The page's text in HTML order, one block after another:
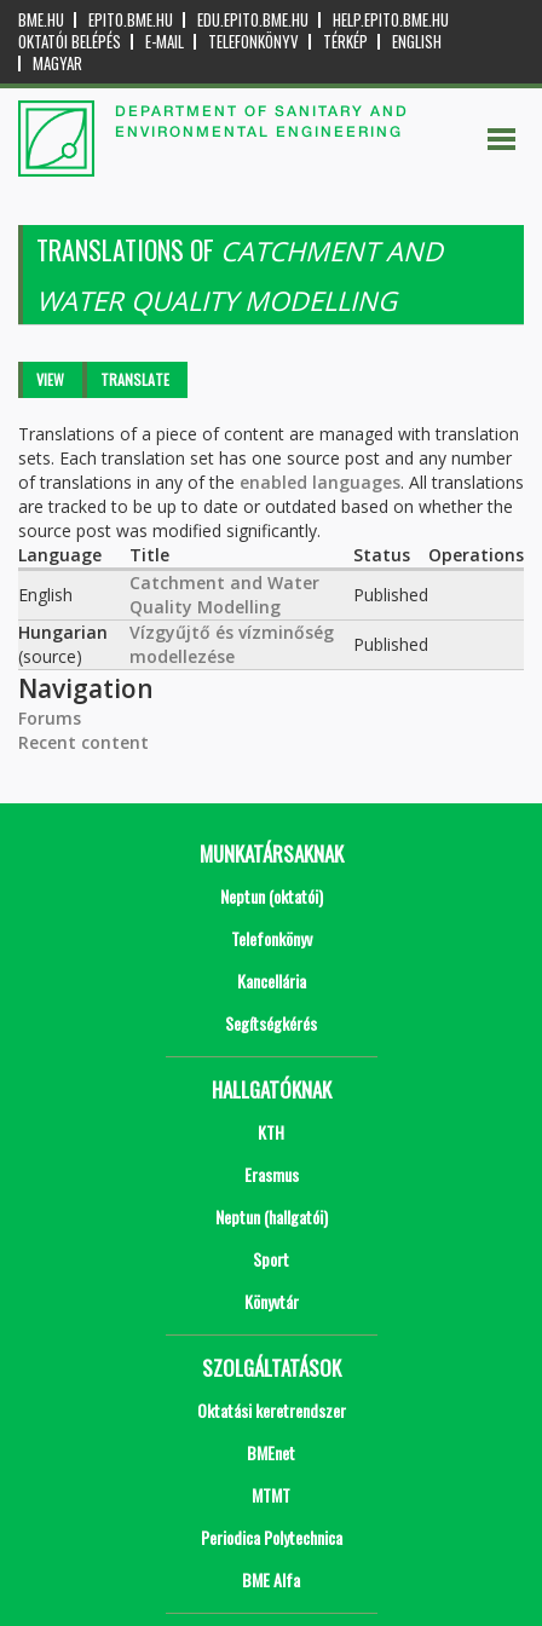
BME.HU EPITO.BME.HU EDU.EPITO.BME.HU
HELP.EPITO.BME.HU
OKTATÓI BELÉPÉS
E-MAIL TELEFONKÖNYV TÉRKÉP
ENGLISH
MAGYAR
DEPARTMENT OF SANITARY AND
ENVIRONMENTAL ENGINEERING
TRANSLATIONS OF CATCHMENT AND
WATER QUALITY MODELLING
Primary tabs
VIEW TRANSLATE
Translations of a piece of content are managed with translation
sets. Each translation set has one source post and any number
of translations in any of the enabled languages. All translations
are tracked to be up to date or outdated based on whether the
source post was modified significantly.
Language
Title Status
Operations
English
Catchment and Water
Quality Modelling
Published
Hungarian
(source)
Vízgyűjtő és vízminőség
modellezése
Published
Navigation
Forums
Recent content
MUNKATÁRSAKNAK
Neptun (oktatói)
Telefonkönyv
Kancellária
Segítségkérés
HALLGATÓKNAK
KTH
Erasmus
Neptun (hallgatói)
Sport
Könyvtár
SZOLGÁLTATÁSOK
Oktatási keretrendszer
BMEnet
MTMT
Periodica Polytechnica
BME Alfa